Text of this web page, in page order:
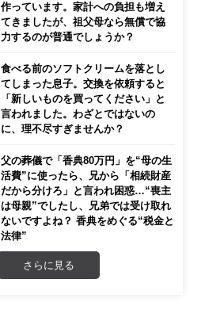
作っています。家計への負担も増え
てきましたが、祖父母なら無償で協
力するのが普通でしょうか？
食べる前のソフトクリームを落とし
てしまった息子。交換を依頼すると
「新しいものを買ってください」と
言われました。わざとではないの
に、理不尽すぎませんか？
父の葬儀で「香典80万円」を“母の生
活費”に使ったら、兄から「相続財産
だから分けろ」と言われ困惑…“喪主
は母親”でしたし、兄弟では受け取れ
ないですよね？ 香典をめぐる“税金と
法律”
さらに見る